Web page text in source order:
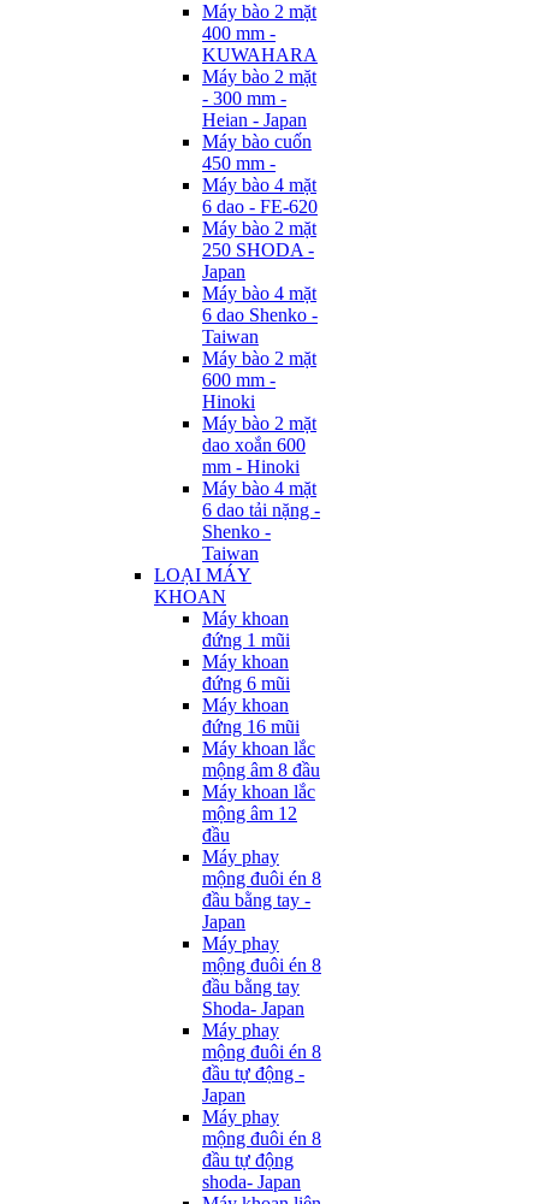
Máy bào 2 mặt
400 mm -
KUWAHARA
Máy bào 2 mặt
- 300 mm -
Heian - Japan
Máy bào cuốn
450 mm -
Máy bào 4 mặt
6 dao - FE-620
Máy bào 2 mặt
250 SHODA -
Japan
Máy bào 4 mặt
6 dao Shenko -
Taiwan
Máy bào 2 mặt
600 mm -
Hinoki
Máy bào 2 mặt
dao xoắn 600
mm - Hinoki
Máy bào 4 mặt
6 dao tải nặng -
Shenko -
Taiwan
LOẠI MÁY
KHOAN
Máy khoan
đứng 1 mũi
Máy khoan
đứng 6 mũi
Máy khoan
đứng 16 mũi
Máy khoan lắc
mộng âm 8 đầu
Máy khoan lắc
mộng âm 12
đầu
Máy phay
mộng đuôi én 8
đầu bằng tay -
Japan
Máy phay
mộng đuôi én 8
đầu bằng tay
Shoda- Japan
Máy phay
mộng đuôi én 8
đầu tự động -
Japan
Máy phay
mộng đuôi én 8
đầu tự động
shoda- Japan